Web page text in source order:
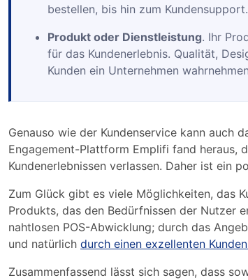
bestellen, bis hin zum Kundensupport.
Produkt oder Dienstleistung. Ihr
für das Kundenerlebnis. Qualität,
Kunden ein Unternehmen
Genauso wie der Kundenservice kann auch
Engagement-Plattform Emplifi fand heraus,
Kundenerlebnissen verlassen. Daher ist ein
Zum Glück gibt es viele Möglichkeiten, das
Produkts, das den Bedürfnissen der Nutzer
nahtlosen POS-Abwicklung; durch das
und natürlichdurch einen exzellenten
Zusammenfassend lässt sich sagen, dass